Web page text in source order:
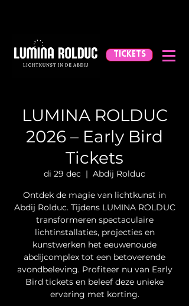
TICKETS
LUMINA ROLDUC
2026 – Early Bird
Tickets
di 29 dec
  |
Abdij Rolduc
Ontdek de magie van lichtkunst in
Abdij Rolduc. Tijdens LUMINA ROLDUC
transformeren spectaculaire
lichtinstallaties, projecties en
kunstwerken het eeuwenoude
abdijcomplex tot een betoverende
avondbeleving. Profiteer nu van Early
Bird tickets en beleef deze unieke
ervaring met korting.